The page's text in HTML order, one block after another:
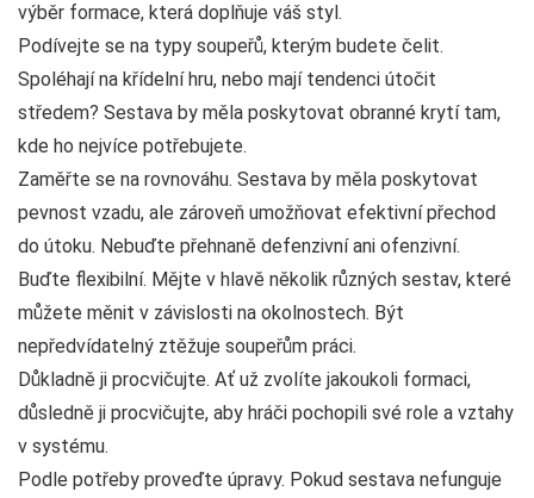
výběr formace, která doplňuje váš styl.
Podívejte se na typy soupeřů, kterým budete čelit.
Spoléhají na křídelní hru, nebo mají tendenci útočit
středem? Sestava by měla poskytovat obranné krytí tam,
kde ho nejvíce potřebujete.
Zaměřte se na rovnováhu. Sestava by měla poskytovat
pevnost vzadu, ale zároveň umožňovat efektivní přechod
do útoku. Nebuďte přehnaně defenzivní ani ofenzivní.
Buďte flexibilní. Mějte v hlavě několik různých sestav, které
můžete měnit v závislosti na okolnostech. Být
nepředvídatelný ztěžuje soupeřům práci.
Důkladně ji procvičujte. Ať už zvolíte jakoukoli formaci,
důsledně ji procvičujte, aby hráči pochopili své role a vztahy
v systému.
Podle potřeby proveďte úpravy. Pokud sestava nefunguje